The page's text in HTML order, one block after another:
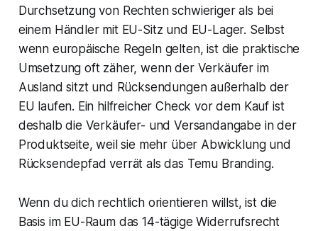
Durchsetzung von Rechten schwieriger als bei
einem Händler mit EU-Sitz und EU-Lager. Selbst
wenn europäische Regeln gelten, ist die praktische
Umsetzung oft zäher, wenn der Verkäufer im
Ausland sitzt und Rücksendungen außerhalb der
EU laufen. Ein hilfreicher Check vor dem Kauf ist
deshalb die Verkäufer- und Versandangabe in der
Produktseite, weil sie mehr über Abwicklung und
Rücksendepfad verrät als das Temu Branding.
Wenn du dich rechtlich orientieren willst, ist die
Basis im EU-Raum das 14-tägige Widerrufsrecht